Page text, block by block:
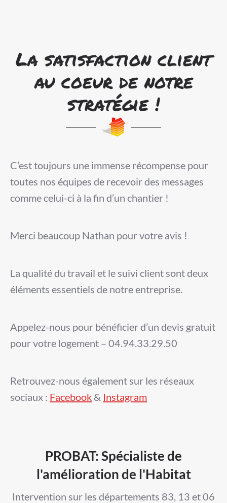
La satisfaction client
au coeur de notre
stratégie !
C’est toujours une immense récompense pour
toutes nos équipes de recevoir des messages
comme celui-ci à la fin d’un chantier !
Merci beaucoup Nathan pour votre avis !
La qualité du travail et le suivi client sont deux
éléments essentiels de notre entreprise.
Appelez-nous pour bénéficier d’un devis gratuit
pour votre logement – 04.94.33.29.50
Retrouvez-nous également sur les réseaux
sociaux : Facebook & Instagram
PROBAT: Spécialiste de
l'amélioration de l'Habitat
Intervention sur les départements 83, 13 et 06